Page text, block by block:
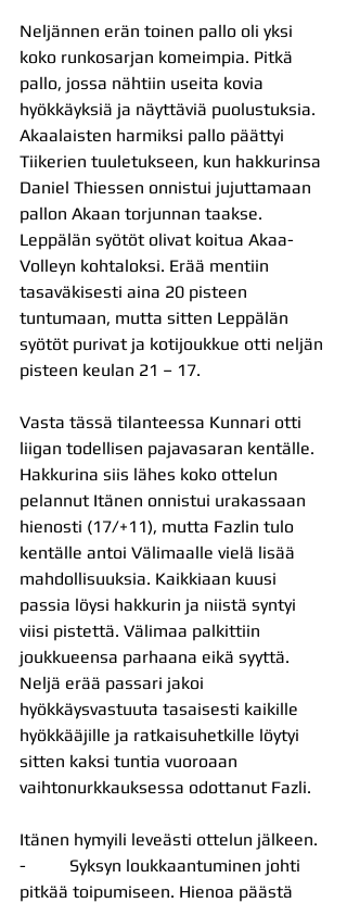
Neljännen erän toinen pallo oli yksi
koko runkosarjan komeimpia. Pitkä
pallo, jossa nähtiin useita kovia
hyökkäyksiä ja näyttäviä puolustuksia.
Akaalaisten harmiksi pallo päättyi
Tiikerien tuuletukseen, kun hakkurinsa
Daniel Thiessen onnistui jujuttamaan
pallon Akaan torjunnan taakse.
Leppälän syötöt olivat koitua Akaa-
Volleyn kohtaloksi. Erää mentiin
tasaväkisesti aina 20 pisteen
tuntumaan, mutta sitten Leppälän
syötöt purivat ja kotijoukkue otti neljän
pisteen keulan 21 – 17.
Vasta tässä tilanteessa Kunnari otti
liigan todellisen pajavasaran kentälle.
Hakkurina siis lähes koko ottelun
pelannut Itänen onnistui urakassaan
hienosti (17/+11), mutta Fazlin tulo
kentälle antoi Välimaalle vielä lisää
mahdollisuuksia. Kaikkiaan kuusi
passia löysi hakkurin ja niistä syntyi
viisi pistettä. Välimaa palkittiin
joukkueensa parhaana eikä syyttä.
Neljä erää passari jakoi
hyökkäysvastuuta tasaisesti kaikille
hyökkääjille ja ratkaisuhetkille löytyi
sitten kaksi tuntia vuoroaan
vaihtonurkkauksessa odottanut Fazli.
Itänen hymyili leveästi ottelun jälkeen.
-          Syksyn loukkaantuminen johti
pitkää toipumiseen. Hienoa päästä